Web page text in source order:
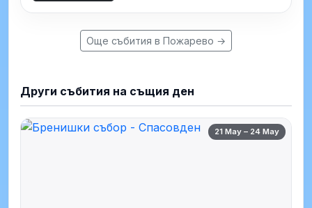
Още събития в Пожарево →
Други събития на същия ден
21 May – 24 May